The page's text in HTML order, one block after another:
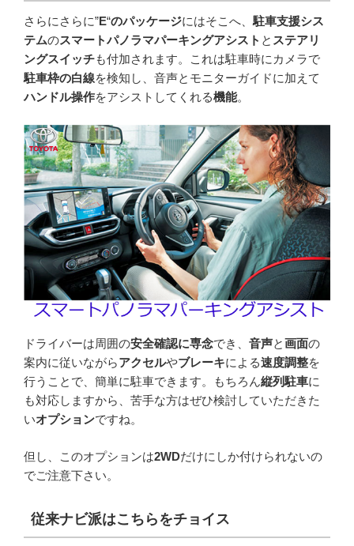
さらにさらに”E“のパッケージにはそこへ、 駐車支援シス
テムのスマートパノラマパーキングアシスト と ステアリ
ングスイッチも付加されます。これは駐車時にカメラで
駐車枠の白線を検知し、音声とモニターガイドに加えて
ハンドル操作をアシストしてくれる機能。
ドライバーは周囲の安全確認に専念でき、 音声と画面の
案内に従いながらアクセルやブレーキによる速度調整を
行うことで、簡単に駐車できます。もちろん縦列駐車に
も対応しますから、苦手な方はぜひ検討していただきた
いオプションですね。
但し、このオプションは2WDだけにしか付けられないの
でご注意下さい。
従来ナビ派はこちらをチョイス